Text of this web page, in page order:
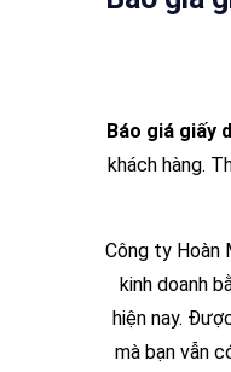
Báo giá giấy
khách hàng.
Công ty Hoàn
kinh doanh
hiện nay.
mà bạn vẫn